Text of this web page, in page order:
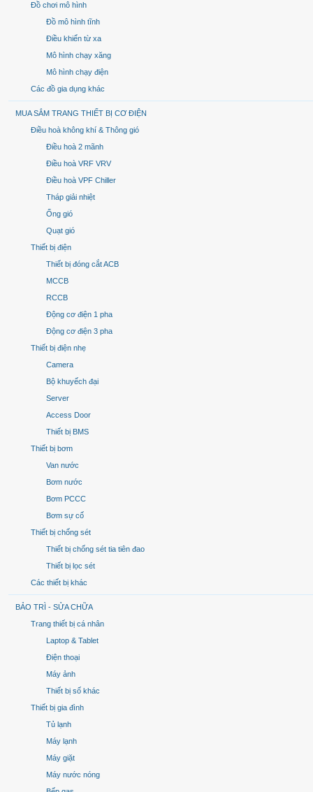
Đồ chơi mô hình
Đồ mô hình tĩnh
Điều khiển từ xa
Mô hình chạy xăng
Mô hình chạy điện
Các đồ gia dụng khác
MUA SẮM TRANG THIẾT BỊ CƠ ĐIỆN
Điều hoà không khí & Thông gió
Điều hoà 2 mãnh
Điều hoà VRF VRV
Điều hoà VPF Chiller
Tháp giải nhiệt
Ống gió
Quạt gió
Thiết bị điện
Thiết bị đóng cắt ACB
MCCB
RCCB
Động cơ điện 1 pha
Động cơ điện 3 pha
Thiết bị điện nhẹ
Camera
Bộ khuyếch đại
Server
Access Door
Thiết bị BMS
Thiết bị bơm
Van nước
Bơm nước
Bơm PCCC
Bơm sự cố
Thiết bị chống sét
Thiết bị chống sét tia tiên đao
Thiết bị lọc sét
Các thiết bị khác
BẢO TRÌ - SỬA CHỮA
Trang thiết bị cá nhân
Laptop & Tablet
Điện thoại
Máy ảnh
Thiết bị số khác
Thiết bị gia đình
Tủ lạnh
Máy lạnh
Máy giặt
Máy nước nóng